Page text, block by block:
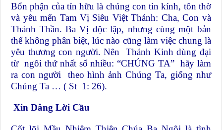
Bổn phận của tín hữu là chúng con tin kính, tôn thờ
và yêu mến Tam Vị Siêu Việt Thánh: Cha, Con và
Thánh Thần. Ba Vị độc lập, nhưng cùng một bản
thể không phân biệt, lúc nào cũng làm việc c​hung là
yêu thương con người. Nên Thánh Kinh dùng đại
từ ngôi thứ nhất số nhiều: “CHÚNG TA” hãy làm
ra con người theo hình ảnh Chúng Ta, giống như
Chúng Ta … ( St 1: 26).
Xin Dâng Lời Cầu